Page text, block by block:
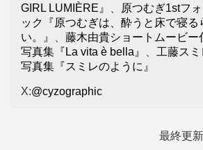
GIRL LUMIÈRE』
原つむぎ1stフ
ック『原つむぎは、酔うと床で寝る
い。』
藤木由貴ショートムービー
写真集『La vita è bella』
工藤ス
写真集『スミレのように』
X:@cyzographic
最終更新